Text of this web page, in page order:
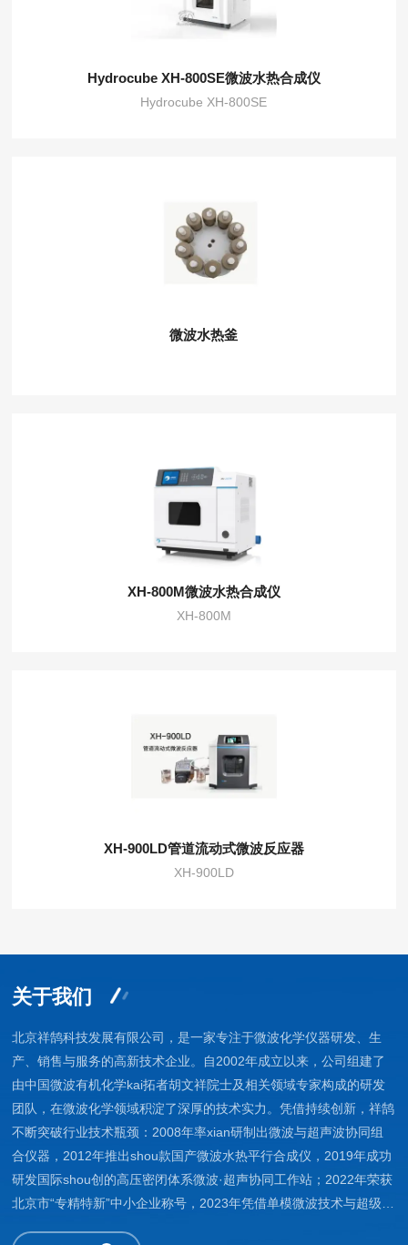
Hydrocube XH-800SE微波水热合成仪
Hydrocube XH-800SE
微波水热釜
XH-800M微波水热合成仪
XH-800M
XH-900LD管道流动式微波反应器
XH-900LD
关于我们
北京祥鹄科技发展有限公司，是一家专注于微波化学仪器研发、生
产、销售与服务的高新技术企业。自2002年成立以来，公司组建了
由中国微波有机化学kai拓者胡文祥院士及相关领域专家构成的研发
团队，在微波化学领域积淀了深厚的技术实力。凭借持续创新，祥鹄
不断突破行业技术瓶颈：2008年率xian研制出微波与超声波协同组
合仪器，2012年推出shou款国产微波水热平行合成仪，2019年成功
研发国际shou创的高压密闭体系微波·超声协同工作站；2022年荣获
北京市“专精特新”中小企业称号，2023年凭借单模微波技术与超级微